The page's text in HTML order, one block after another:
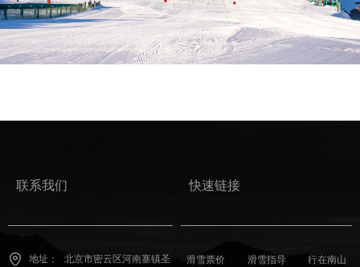
地址：
北京市密云区河南寨镇圣
联系我们 快速链接
滑雪票价 滑雪指导 行在南山